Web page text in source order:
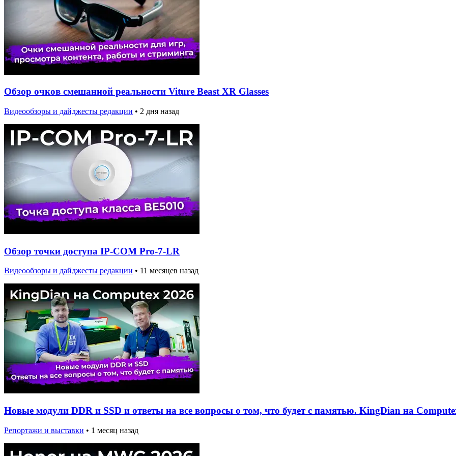
Обзор очков смешанной реальности Viture Beast XR Glasses
Видеообзоры и дайджесты редакции • 2 дня назад
Обзор точки доступа IP-COM Pro-7-LR
Видеообзоры и дайджесты редакции • 11 месяцев назад
Новые модули DDR и SSD и ответы на все вопросы о том, что будет с памятью. KingDian на
Репортажи и выставки • 1 месяц назад